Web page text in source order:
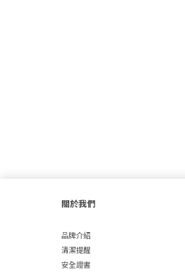
關於我們
品牌介紹
清潔提醒
安全證書